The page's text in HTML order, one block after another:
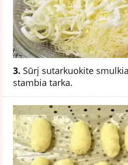
3. Sūrį sutarkuokite
stambia tarka.